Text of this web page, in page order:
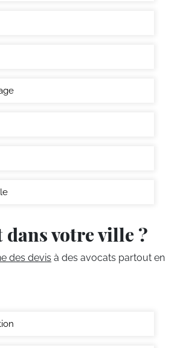
dans votre ville ?
des devis à des avocats partout en